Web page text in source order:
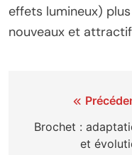
effets lumineux)
nouveaux et
Navigation
de
Brochet :
et